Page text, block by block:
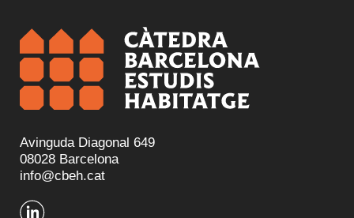
Avinguda Diagonal 649
08028 Barcelona
info@cbeh.cat